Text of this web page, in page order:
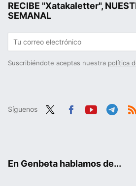
RECIBE "Xatakaletter",
SEMANAL
Suscribiéndote aceptas nuestra política
Síguenos
En Genbeta hablamos de...